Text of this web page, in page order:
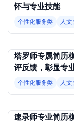
怀与专业技能
个性化服务类 人文
塔罗师专属简历
评反馈，彰显专
个性化服务类 人文
速录师专业简历